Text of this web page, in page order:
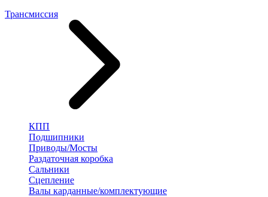
Трансмиссия
КПП
Подшипники
Приводы/Мосты
Раздаточная коробка
Сальники
Сцепление
Валы карданные/комплектующие